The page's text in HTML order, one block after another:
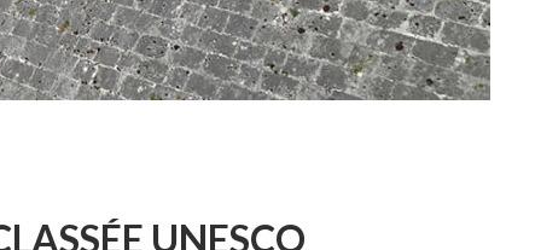
UNESCO